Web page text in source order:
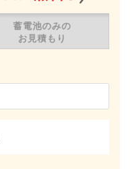
蓄電池のみの
お見積もり